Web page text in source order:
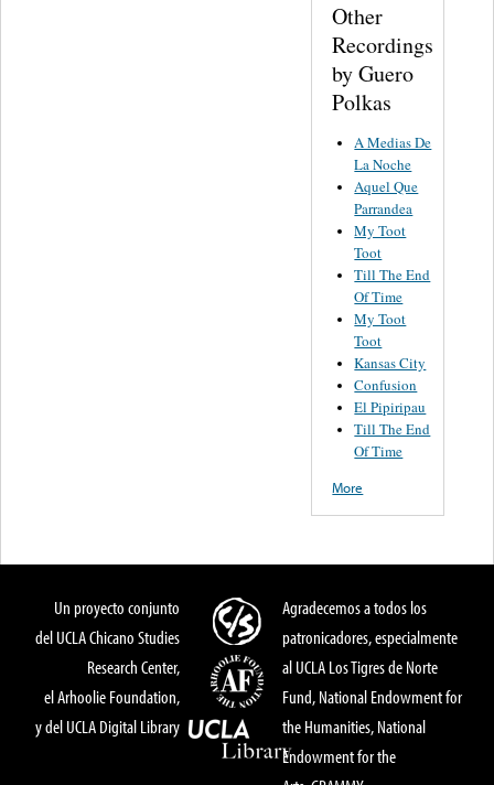
Other
Recordings
by Guero
Polkas
A Medias De
La Noche
Aquel Que
Parrandea
My Toot
Toot
Till The End
Of Time
My Toot
Toot
Kansas City
Confusion
El Pipiripau
Till The End
Of Time
More
Un proyecto conjunto
del UCLA Chicano Studies
Research Center,
el Arhoolie Foundation,
y del UCLA Digital Library
Agradecemos a todos los
patronicadores, especialmente
al UCLA Los Tigres de Norte
Fund, National Endowment for
the Humanities, National
Endowment for the